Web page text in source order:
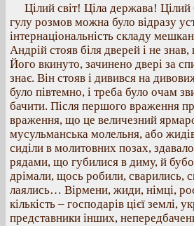
Цілий світ! Ціла держава!
гулу розмов можна було відразу
інтернаціональність складу
Андрій стояв біля дверей і не
Його вкинуто, зачинено двері за
знає. Він стояв і дивився на
було півтемно, і треба було очам
бачити. Після першого враження
враження, що це величезний
мусульманська молельня, або
сиділи в молитовних позах,
рядами, що губилися в диму, й
дрімали, щось робили, сварились,
лаялись… Вірмени, жиди, німці,
кількість – господарів цієї землі,
представники інших,